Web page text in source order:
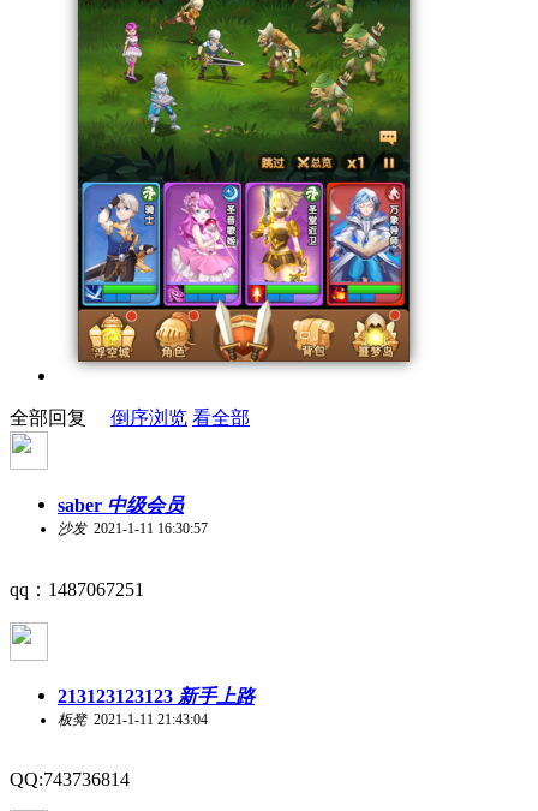
全部回复 倒序浏览 看全部
saber 中级会员
沙发2021-1-11 16:30:57
qq：1487067251
213123123123 新手上路
板凳2021-1-11 21:43:04
QQ:743736814